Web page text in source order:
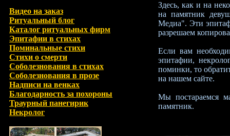
Видео на заказ
Ритуальный блог
Каталог ритуальных фирм
Эпитафии в стихах
Поминальные стихи
Стихи о смерти
Соболезнования в стихах
Соболезнования в прозе
Надписи на венках
Благодарность за похороны
Траурный панегирик
Некролог
Здесь, как и на
на памятник
Медиа". Эти
разрешаем
Если вам
эпитафии,
поминки, то
на нашем сайте.
Мы постараемся
памятник.